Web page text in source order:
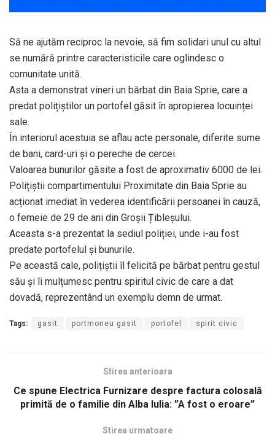
Să ne ajutăm reciproc la nevoie, să fim solidari unul cu altul
se numără printre caracteristicile care oglindesc o
comunitate unită.
Asta a demonstrat vineri un bărbat din Baia Sprie, care a
predat polițiștilor un portofel găsit în apropierea locuinței
sale.
În interiorul acestuia se aflau acte personale, diferite sume
de bani, card-uri și o pereche de cercei.
Valoarea bunurilor găsite a fost de aproximativ 6000 de lei.
Polițiștii compartimentului Proximitate din Baia Sprie au
acționat imediat în vederea identificării persoanei în cauză,
o femeie de 29 de ani din Groșii Țibleșului.
Aceasta s-a prezentat la sediul poliției, unde i-au fost
predate portofelul și bunurile.
Pe această cale, polițiștii îl felicită pe bărbat pentru gestul
său și îi mulțumesc pentru spiritul civic de care a dat
dovadă, reprezentând un exemplu demn de urmat.
Tags: gasit portmoneu gasit portofel spirit civic
Stirea anterioara
Ce spune Electrica Furnizare despre factura colosală
primită de o familie din Alba Iulia: ”A fost o eroare”
Stirea urmatoare